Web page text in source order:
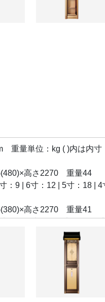
重量単位：kg ( )内は内寸
高さ2270 重量44
：9 | 6寸：12 | 5寸：18 |
高さ2270 重量41
高さ2000 重量41
：6 | 6寸：9 | 5寸：18 | 4
高さ2000 重量38
：3 | 6寸：6 | 5寸：12 | 4